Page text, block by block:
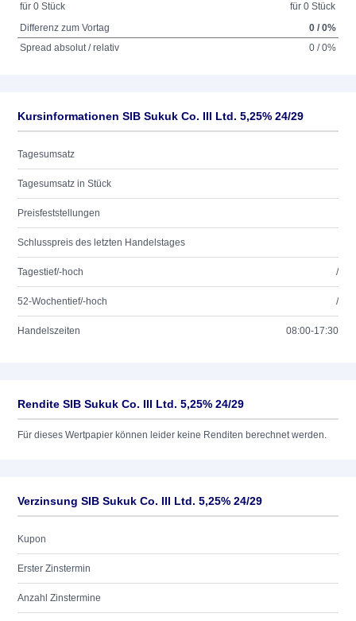
für 0 Stück
für 0 Stück
Differenz zum Vortag
0 / 0%
Spread absolut / relativ
0 / 0%
Kursinformationen SIB Sukuk Co. III Ltd. 5,25% 24/29
Tagesumsatz
Tagesumsatz in Stück
Preisfeststellungen
Schlusspreis des letzten Handelstages
Tagestief/-hoch /
52-Wochentief/-hoch /
Handelszeiten 08:00-17:30
Rendite SIB Sukuk Co. III Ltd. 5,25% 24/29
Für dieses Wertpapier können leider keine Renditen berechnet werden.
Verzinsung SIB Sukuk Co. III Ltd. 5,25% 24/29
Kupon
Erster Zinstermin
Anzahl Zinstermine